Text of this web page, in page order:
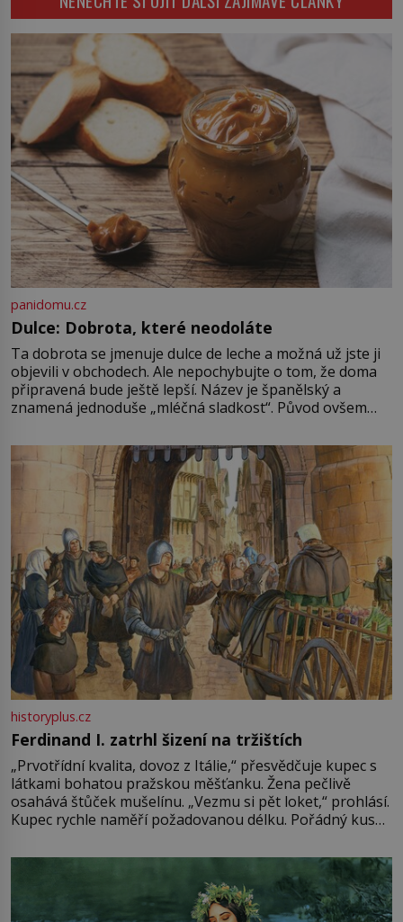
který změní způsob pití po celém
[…]
nápad, připevnit ke kufru kolečka.
Jenže právě ten nikdo dlouho
nedostane. Až jednou se na letišti
ozve věta, která změní […]
panidomu.cz
Dulce: Dobrota, které neodoláte
Ta dobrota se jmenuje dulce de leche a možná už jste ji
objevili v obchodech. Ale nepochybujte o tom, že doma
připravená bude ještě lepší. Název je španělský a
znamená jednoduše „mléčná sladkost“. Původ ovšem
pře hned několik latinskoamerických zemí a k tomu
Francie, kde se traduje,
historyplus.cz
Ferdinand I. zatrhl šizení na tržištích
„Prvotřídní kvalita, dovoz z Itálie,“ přesvědčuje kupec s
látkami bohatou pražskou měšťanku. Žena pečlivě
osahává štůček mušelínu. „Vezmu si pět loket,“ prohlásí.
Kupec rychle naměří požadovanou délku. Pořádný kus
milostpaní. Stačí jenom na sukni,“ zhodnotí švadlena
množství růžového mušelínu. „Ošidili vás, podívejte.“
Vezme do ruky dřevěnou